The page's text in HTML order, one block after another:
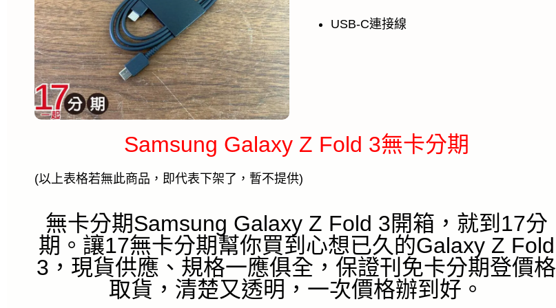
USB-C連接線
Samsung Galaxy Z Fold 3無卡分期
(以上表格若無此商品，即代表下架了，暫不提供)
無卡分期Samsung Galaxy Z Fold 3開箱，就到17分
期。讓17無卡分期幫你買到心想已久的Galaxy Z Fold
3，現貨供應、規格一應俱全，保證刊免卡分期登價格
取貨，清楚又透明，一次價格辦到好。